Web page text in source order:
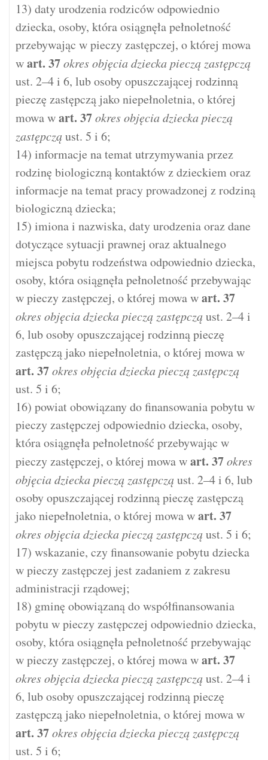
13) daty urodzenia rodziców odpowiednio
dziecka, osoby, która osiągnęła pełnoletność
przebywając w pieczy zastępczej, o której mowa
wart. 37okres objęcia dziecka pieczą zastępczą
ust. 2–4 i 6, lub osoby opuszczającej rodzinną
pieczę zastępczą jako niepełnoletnia, o której
mowa wart. 37okres objęcia dziecka pieczą
zastępcząust. 5 i 6;
14) informacje na temat utrzymywania przez
rodzinę biologiczną kontaktów z dzieckiem oraz
informacje na temat pracy prowadzonej z rodziną
biologiczną dziecka;
15) imiona i nazwiska, daty urodzenia oraz dane
dotyczące sytuacji prawnej oraz aktualnego
miejsca pobytu rodzeństwa odpowiednio dziecka,
osoby, która osiągnęła pełnoletność przebywając
w pieczy zastępczej, o której mowa wart. 37
okres objęcia dziecka pieczą zastępcząust. 2–4 i
6, lub osoby opuszczającej rodzinną pieczę
zastępczą jako niepełnoletnia, o której mowa w
art. 37okres objęcia dziecka pieczą zastępczą
ust. 5 i 6;
16) powiat obowiązany do finansowania pobytu w
pieczy zastępczej odpowiednio dziecka, osoby,
która osiągnęła pełnoletność przebywając w
pieczy zastępczej, o której mowa wart. 37okres
objęcia dziecka pieczą zastępcząust. 2–4 i 6, lub
osoby opuszczającej rodzinną pieczę zastępczą
jako niepełnoletnia, o której mowa wart. 37
okres objęcia dziecka pieczą zastępcząust. 5 i 6;
17) wskazanie, czy finansowanie pobytu dziecka
w pieczy zastępczej jest zadaniem z zakresu
administracji rządowej;
18) gminę obowiązaną do współfinansowania
pobytu w pieczy zastępczej odpowiednio dziecka,
osoby, która osiągnęła pełnoletność przebywając
w pieczy zastępczej, o której mowa wart. 37
okres objęcia dziecka pieczą zastępcząust. 2–4 i
6, lub osoby opuszczającej rodzinną pieczę
zastępczą jako niepełnoletnia, o której mowa w
art. 37okres objęcia dziecka pieczą zastępczą
ust. 5 i 6;